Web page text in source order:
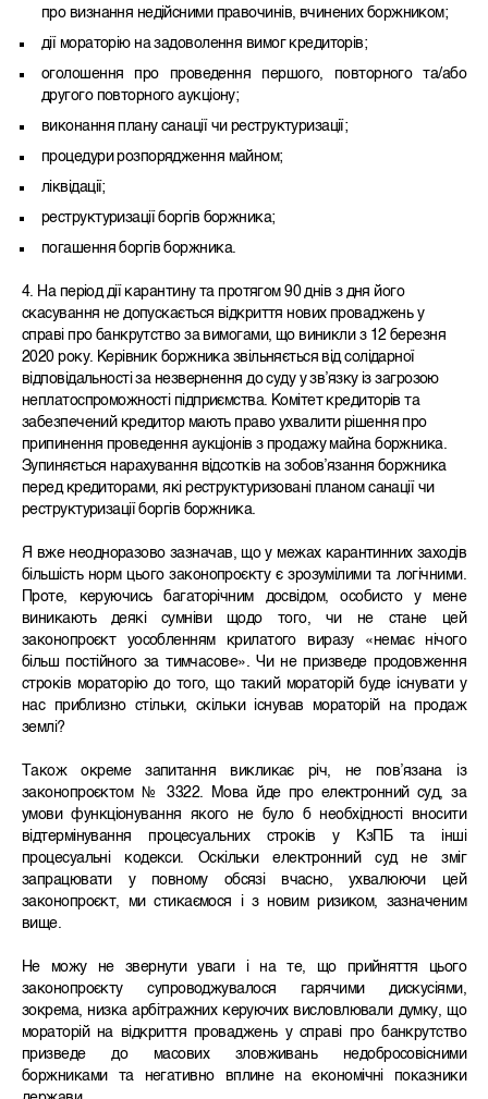
про визнання недійсними правочинів, вчинених боржником;
дії мораторію на задоволення вимог кредиторів;
оголошення про проведення першого, повторного та/або
другого повторного аукціону;
виконання плану санації чи реструктуризації;
процедури розпорядження майном;
ліквідації;
реструктуризації боргів боржника;
погашення боргів боржника.
4. На період дії карантину та протягом 90 днів з дня його
скасування не допускається відкриття нових проваджень у
справі про банкрутство за вимогами, що виникли з 12 березня
2020 року. Керівник боржника звільняється від солідарної
відповідальності за незвернення до суду у зв’язку із загрозою
неплатоспроможності підприємства. Комітет кредиторів та
забезпечений кредитор мають право ухвалити рішення про
припинення проведення аукціонів з продажу майна боржника.
Зупиняється нарахування відсотків на зобов’язання боржника
перед кредиторами, які реструктуризовані планом санації чи
реструктуризації боргів боржника.
Я вже неодноразово зазначав, що у межах карантинних заходів
більшість норм цього законопроєкту є зрозумілими та логічними.
Проте, керуючись багаторічним досвідом, особисто у мене
виникають деякі сумніви щодо того, чи не стане цей
законопроєкт уособленням крилатого виразу «немає нічого
більш постійного за тимчасове». Чи не призведе продовження
строків мораторію до того, що такий мораторій буде існувати у
нас приблизно стільки, скільки існував мораторій на продаж
землі?
Також окреме запитання викликає річ, не пов’язана із
законопроєктом №
3322. Мова йде про електронний суд, за
умови функціонування якого не було б необхідності вносити
відтермінування процесуальних строків у КзПБ та інші
процесуальні кодекси. Оскільки електронний суд не зміг
запрацювати у повному обсязі вчасно, ухвалюючи цей
законопроєкт, ми стикаємося і з новим ризиком, зазначеним
вище.
Не можу не звернути уваги і на те, що прийняття цього
законопроєкту супроводжувалося гарячими дискусіями,
зокрема, низка арбітражних керуючих висловлювали думку, що
мораторій на відкриття проваджень у справі про банкрутство
призведе до масових зловживань недобросовісними
боржниками та негативно вплине на економічні показники